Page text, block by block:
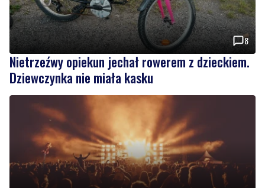
8
Nietrzeźwy opiekun jechał rowerem z dzieckiem.
Dziewczynka nie miała kasku